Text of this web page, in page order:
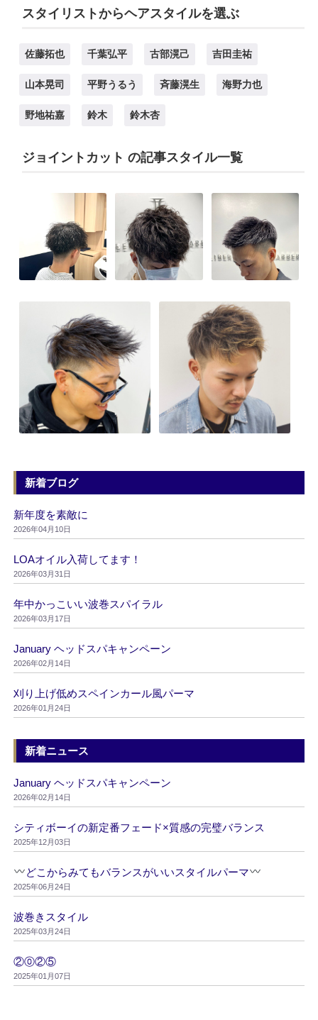
スタイリストからヘアスタイルを選ぶ
佐藤拓也 千葉弘平 古部滉己 吉田圭祐
山本晃司 平野うるう 斉藤滉生 海野力也
野地祐嘉 鈴木 鈴木杏
ジョイントカット の記事スタイル一覧
新着ブログ
新年度を素敵に
2026年04月10日
LOAオイル入荷してます！
2026年03月31日
年中かっこいい波巻スパイラル
2026年03月17日
January ヘッドスパキャンペーン
2026年02月14日
刈り上げ低めスペインカール風パーマ
2026年01月24日
新着ニュース
January ヘッドスパキャンペーン
2026年02月14日
シティボーイの新定番フェード×質感の完璧バランス
2025年12月03日
どこからみてもバランスがいいスタイルパーマ
2025年06月24日
波巻きスタイル
2025年03月24日
②⓪②⑤
2025年01月07日